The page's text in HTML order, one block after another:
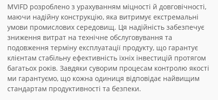
MVIFD розроблено з урахуванням міцності й довговічності,
маючи надійну конструкцію, яка витримує екстремальні
умови промислових середовищ. Ця надійність забезпечує
зниження витрат на технічне обслуговування та
подовження терміну експлуатації продукту, що гарантує
клієнтам стабільну ефективність їхніх інвестицій протягом
багатьох років. Завдяки суворим процесам контролю якості
ми гарантуємо, що кожна одиниця відповідає найвищим
стандартам продуктивності та безпеки.